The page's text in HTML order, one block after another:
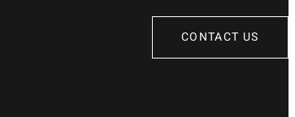
CONTACT US